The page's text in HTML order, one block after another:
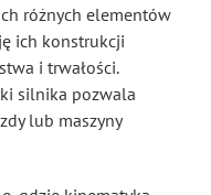
różnych elementów
ich konstrukcji
i trwałości.
silnika pozwala
lub maszyny